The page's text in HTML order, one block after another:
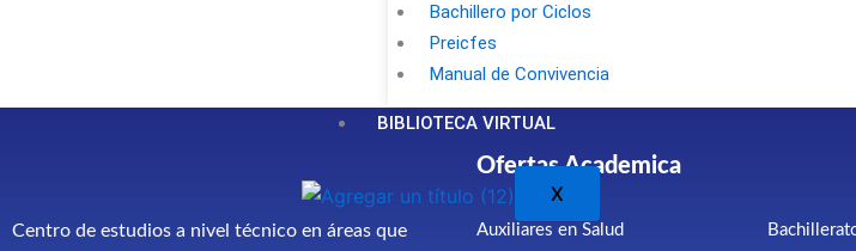
Bachillero por Ciclos
Preicfes
Manual de Convivencia
BIBLIOTECA VIRTUAL
X
Centro de estudios a nivel técnico en áreas que
Ofertas Academica
Auxiliares en Salud